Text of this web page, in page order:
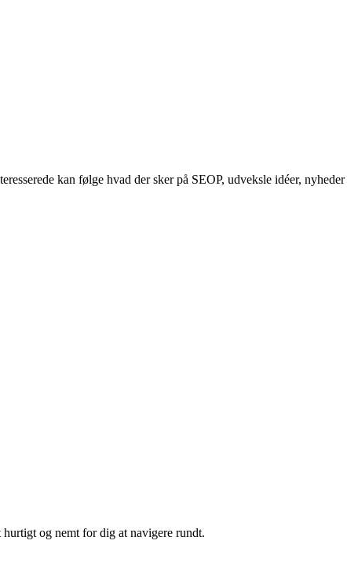
kan følge hvad der sker på SEOP, udveksle idéer,
og nemt for dig at navigere rundt.